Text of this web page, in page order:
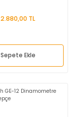
2.880,00 TL
Sepete Ekle